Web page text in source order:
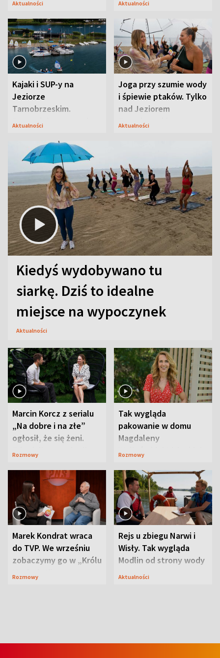
Aktualności Aktualności
Kajaki i SUP-y na
Jeziorze
Tarnobrzeskim.
Przyrodnicy zwracają
Aktualności
Joga przy szumie wody
i śpiewie ptaków. Tylko
nad Jeziorem
Tarnobrzeskim
Aktualności
Kiedyś wydobywano tu
siarkę. Dziś to idealne
miejsce na wypoczynek
Aktualności
Marcin Korcz z serialu
„Na dobre i na złe”
ogłosił, że się żeni.
Zdradził, co zmienił
Rozmowy
Tak wygląda
pakowanie w domu
Magdaleny
Waligórskiej-Lisieckiej.
Rozmowy
Marek Kondrat wraca
do TVP. We wrześniu
zobaczymy go w „Królu
Maciusiu I”
Rozmowy
Rejs u zbiegu Narwi i
Wisły. Tak wygląda
Modlin od strony wody
Aktualności